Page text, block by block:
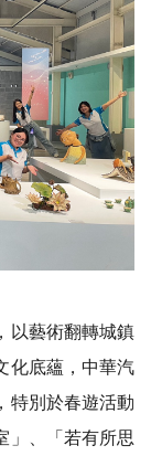
以藝術翻轉城鎮
化底蘊，中華汽
特別於春遊活動
」、「若有所思